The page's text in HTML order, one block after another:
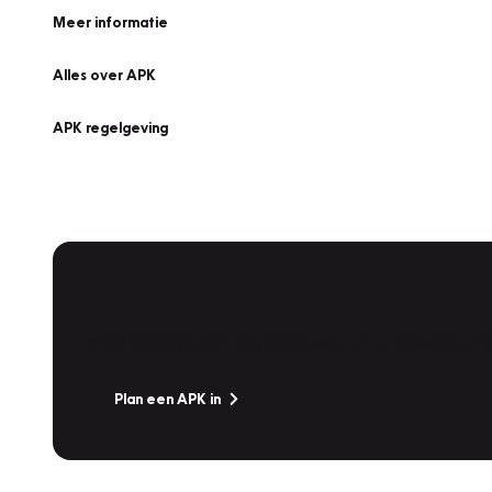
Meer informatie
Alles over APK
APK regelgeving
Plan een APK in